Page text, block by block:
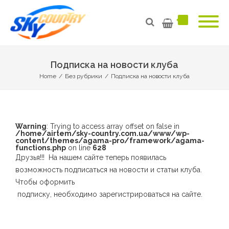
Подписка на новости клуба
Home / Без рубрики / Подписка на новости клуба
Warning: Trying to access array offset on false in
/home/airtem/sky-country.com.ua/www/wp-
content/themes/agama-pro/framework/agama-
functions.php on line 628
Друзья!!! На нашем сайте теперь появилась
возможность подписаться на новости и статьи клуба.
Чтобы оформить
подписку, необходимо зарегистрироваться на сайте.